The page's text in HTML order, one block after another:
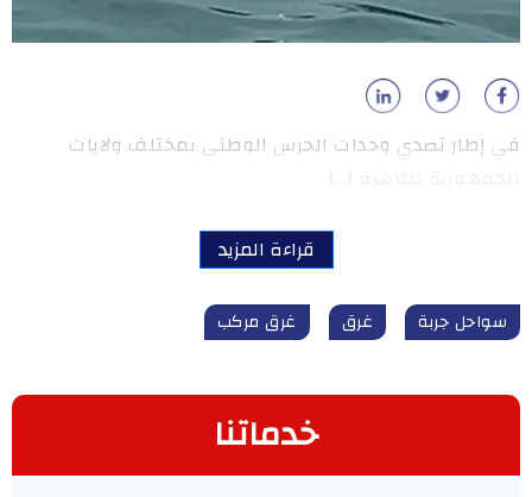
في إطار تصدي وحدات الحرس الوطني بمختلف ولايات
قراءة المزيد
سواحل جربة غرق غرق مركب
خدماتنا